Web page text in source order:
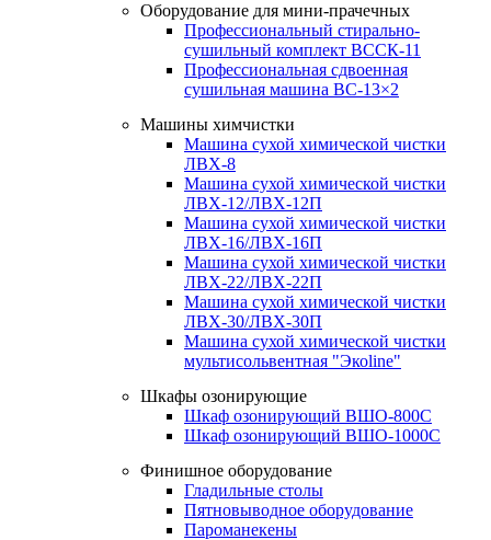
Оборудование для мини-прачечных
Профессиональный стирально-
сушильный комплект ВССК-11
Профессиональная сдвоенная
сушильная машина ВС-13×2
Машины химчистки
Машина сухой химической чистки
ЛВХ-8
Машина сухой химической чистки
ЛВХ-12/ЛВХ-12П
Машина сухой химической чистки
ЛВХ-16/ЛВХ-16П
Машина сухой химической чистки
ЛВХ-22/ЛВХ-22П
Машина сухой химической чистки
ЛВХ-30/ЛВХ-30П
Машина сухой химической чистки
мультисольвентная "Экоline"
Шкафы озонирующие
Шкаф озонирующий ВШО-800С
Шкаф озонирующий ВШО-1000С
Финишное оборудование
Гладильные столы
Пятновыводное оборудование
Пароманекены